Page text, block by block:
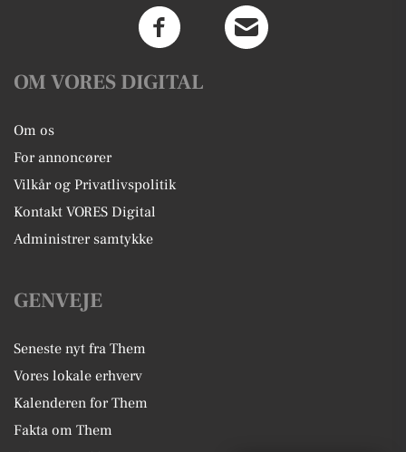
OM VORES DIGITAL
Om os
For annoncører
Vilkår og Privatlivspolitik
Kontakt VORES Digital
Administrer samtykke
GENVEJE
Seneste nyt fra Them
Vores lokale erhverv
Kalenderen for Them
Fakta om Them